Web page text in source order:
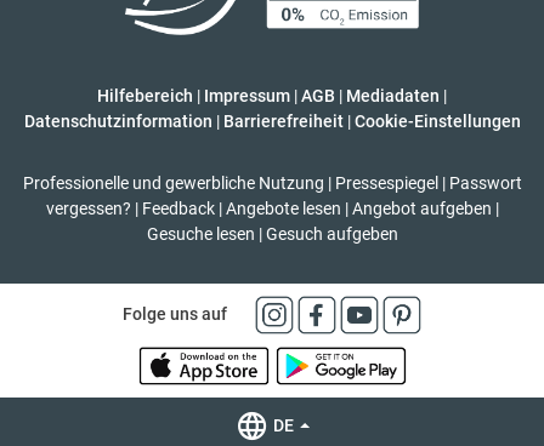
Hilfebereich | Impressum |AGB | Mediadaten |
Datenschutzinformation | Barrierefreiheit | Cookie-Einstellungen
Professionelle und gewerbliche Nutzung | Pressespiegel | Passwort
vergessen? | Feedback | Angebote lesen | Angebot aufgeben |
Gesuche lesen | Gesuch aufgeben
Folge uns auf
DE